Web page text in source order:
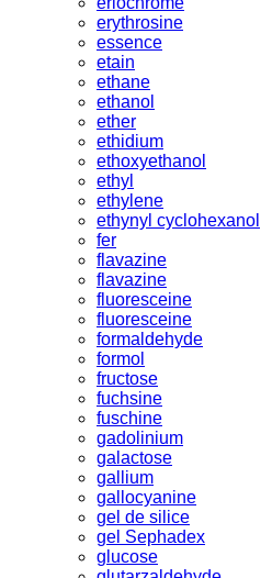
erythrosine
essence
etain
ethane
ethanol
ether
ethidium
ethoxyethanol
ethyl
ethylene
ethynyl cyclohexanol
fer
flavazine
flavazine
fluoresceine
fluoresceine
formaldehyde
formol
fructose
fuchsine
fuschine
gadolinium
galactose
gallium
gallocyanine
gel de silice
gel Sephadex
glucose